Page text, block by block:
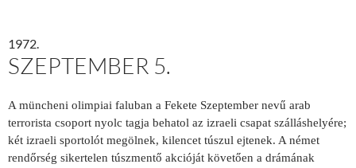
1972.
SZEPTEMBER 5.
A müncheni olimpiai faluban a Fekete Szeptember nevű arab
terrorista csoport nyolc tagja behatol az izraeli csapat szálláshelyére;
két izraeli sportolót megölnek, kilencet túszul ejtenek. A német
rendőrség sikertelen túszmentő akcióját követően a drámának